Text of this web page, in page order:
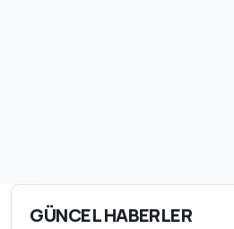
GÜNCEL HABERLER